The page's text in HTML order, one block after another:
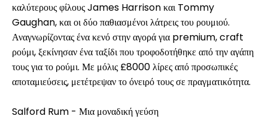
καλύτερους φίλους James Harrison και Tommy
Gaughan, και οι δύο παθιασμένοι λάτρεις του ρουμιού.
Αναγνωρίζοντας ένα κενό στην αγορά για premium, craft
ρούμι, ξεκίνησαν ένα ταξίδι που τροφοδοτήθηκε από την αγάπη
τους για το ρούμι. Με μόλις £8000 λίρες από προσωπικές
αποταμιεύσεις, μετέτρεψαν το όνειρό τους σε πραγματικότητα.
Salford Rum - Μια μοναδική γεύση